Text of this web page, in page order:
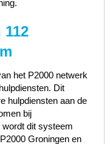
112
het P2000 netwerk
Dit
hulpdiensten aan de
bij
wordt dit systeem
Groningen en